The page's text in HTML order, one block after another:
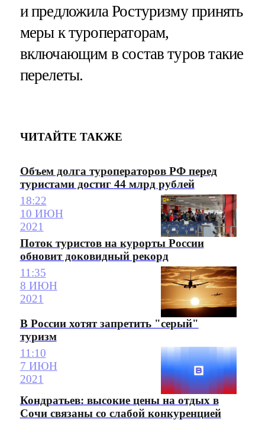
и предложила Ростуризму принять
меры к туроператорам,
включающим в состав туров такие
перелеты.
ЧИТАЙТЕ ТАКЖЕ
Объем долга туроператоров РФ перед
туристами достиг 44 млрд рублей
18:22
10 ИЮН
2021
Поток туристов на курорты России
обновит доковидный рекорд
11:35
8 ИЮН
2021
В России хотят запретить "серый"
туризм
11:10
7 ИЮН
2021
Кондратьев: высокие цены на отдых в
Сочи связаны со слабой конкуренцией